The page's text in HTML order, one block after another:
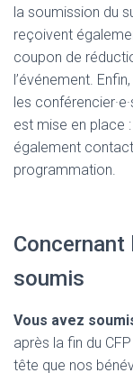
la soumission du
reçoivent
coupon de
l’événement.
les
est mise en place
également
programmation.
soumis
Vous avez
après la fin du
tête que nos